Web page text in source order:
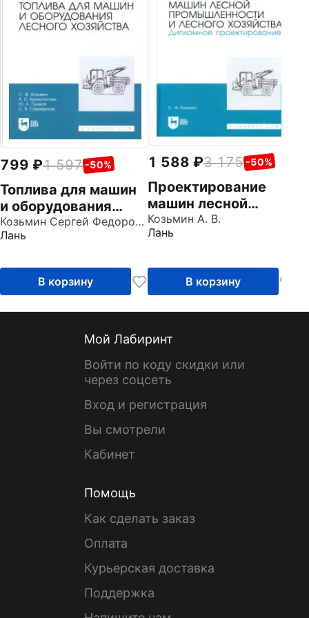
799 1 597 -50%
Топлива для машин
и оборудования
лесного хозяйства.
Учебное пособие для
Козьмин Сергей Федорович
Лань
В корзину
1 588 3 175 -50%
Проектирование
машин лесной
промышленности и
лесного хозяйства.
проектирование
Козьмин А. В.
Лань
В корзину
Мой Лабиринт
Войти по коду скидки или
через соцсеть
Вход и регистрация
Вы смотрели
Кабинет
Помощь
Как сделать заказ
Оплата
Курьерская доставка
Поддержка